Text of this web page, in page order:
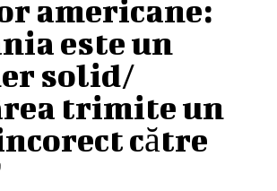
americane:
este un
solid/
trimite un
către